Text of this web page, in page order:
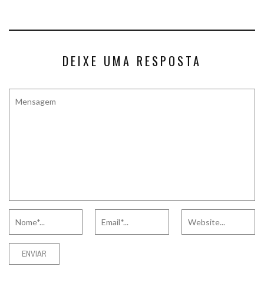
DEIXE UMA RESPOSTA